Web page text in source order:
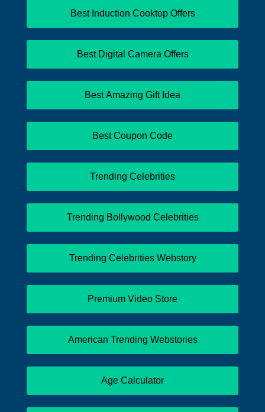
Best Induction Cooktop Offers
Best Digital Camera Offers
Best Amazing Gift Idea
Best Coupon Code
Trending Celebrities
Trending Bollywood Celebrities
Trending Celebrities Webstory
Premium Video Store
American Trending Webstories
Age Calculator